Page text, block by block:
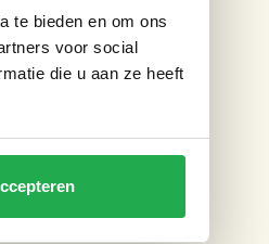
te bieden en om ons
voor social
die u aan ze heeft